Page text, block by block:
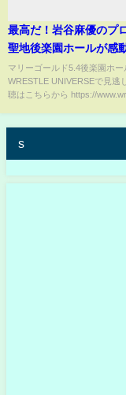
最高だ！岩谷麻優のプ
聖地後楽園ホールが感
高橋奈七永涙のマイク
ゴールド5.4後楽園ホー
WRESTLE UNIVERSE
マリーゴールド5.4後楽園ホー
WRESTLE UNIVERSEで見逃
聴はこちらから https://
s